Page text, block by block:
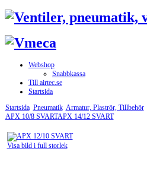
Webshop
Snabbkassa
Till airtec.se
Startsida
Startsida Pneumatik Armatur, Plaströr, Tillbehör
APX 10/8 SVARTAPX 14/12 SVART
Visa bild i full storlek